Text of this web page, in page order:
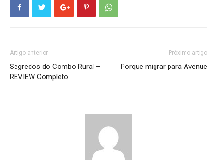
Artigo anterior
Segredos do Combo Rural –
REVIEW Completo
Próximo artigo
Porque migrar para Avenue